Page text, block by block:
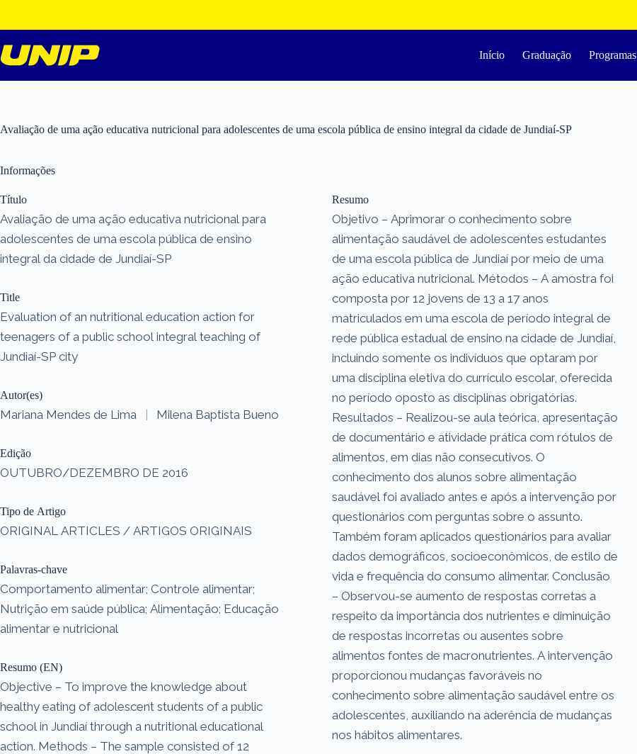
o
conteúdo
Início Graduação Programas
Avaliação de uma ação educativa nutricional para adolescentes de uma escola pública de ensino integral da cidade de Jundiaí-SP
Informações
Título
Avaliação de uma ação educativa nutricional para
adolescentes de uma escola pública de ensino
integral da cidade de Jundiaí-SP
Title
Evaluation of an nutritional education action for
teenagers of a public school integral teaching of
Jundiaí-SP city
Autor(es)
Mariana Mendes de Lima | Milena Baptista Bueno
Edição
OUTUBRO/DEZEMBRO DE 2016
Tipo de Artigo
ORIGINAL ARTICLES / ARTIGOS ORIGINAIS
Palavras-chave
Comportamento alimentar; Controle alimentar;
Nutrição em saúde pública; Alimentação; Educação
alimentar e nutricional
Resumo (EN)
Objective – To improve the knowledge about
healthy eating of adolescent students of a public
school in Jundiaí through a nutritional educational
action. Methods – The sample consisted of 12
Resumo
Objetivo – Aprimorar o conhecimento sobre
alimentação saudável de adolescentes estudantes
de uma escola pública de Jundiaí por meio de uma
ação educativa nutricional. Métodos – A amostra foi
composta por 12 jovens de 13 a 17 anos
matriculados em uma escola de período integral de
rede pública estadual de ensino na cidade de Jundiaí,
incluindo somente os indivíduos que optaram por
uma disciplina eletiva do currículo escolar, oferecida
no período oposto as disciplinas obrigatórias.
Resultados – Realizou-se aula teórica, apresentação
de documentário e atividade prática com rótulos de
alimentos, em dias não consecutivos. O
conhecimento dos alunos sobre alimentação
saudável foi avaliado antes e após a intervenção por
questionários com perguntas sobre o assunto.
Também foram aplicados questionários para avaliar
dados demográficos, socioeconômicos, de estilo de
vida e frequência do consumo alimentar. Conclusão
– Observou-se aumento de respostas corretas a
respeito da importância dos nutrientes e diminuição
de respostas incorretas ou ausentes sobre
alimentos fontes de macronutrientes. A intervenção
proporcionou mudanças favoráveis no
conhecimento sobre alimentação saudável entre os
adolescentes, auxiliando na aderência de mudanças
nos hábitos alimentares.